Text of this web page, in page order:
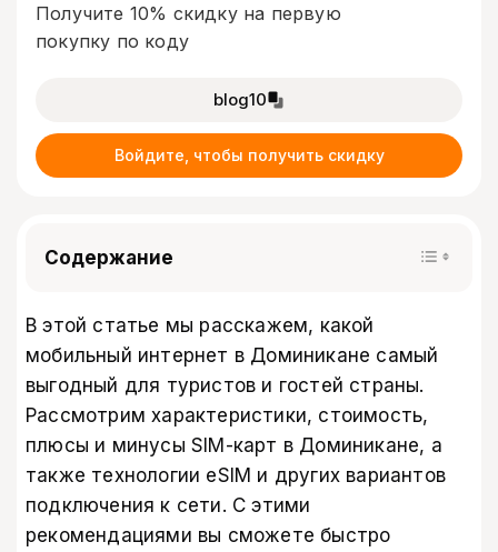
Получите 10% скидку на первую
покупку по коду
blog10
Войдите, чтобы получить скидку
Содержание
В этой статье мы расскажем, какой
мобильный интернет в Доминикане самый
выгодный для туристов и гостей страны.
Рассмотрим характеристики, стоимость,
плюсы и минусы SIM-карт в Доминикане, а
также технологии еSIM и других вариантов
подключения к сети. С этими
рекомендациями вы сможете быстро